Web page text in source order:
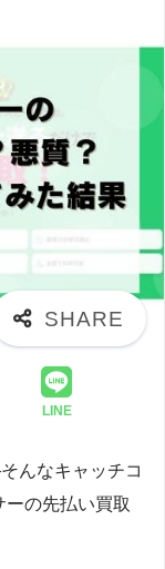
LINE
んなキャッチコ
ーの先払い買取